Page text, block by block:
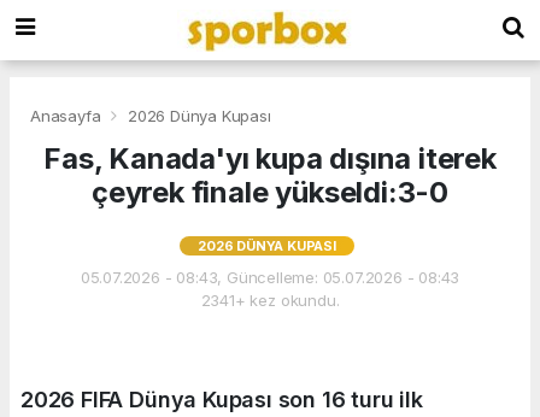
Anasayfa 2026 Dünya Kupası
Fas, Kanada'yı kupa dışına iterek
çeyrek finale yükseldi:3-0
2026 DÜNYA KUPASI
05.07.2026 - 08:43, Güncelleme: 05.07.2026 - 08:43
2341+ kez okundu.
2026 FIFA Dünya Kupası son 16 turu ilk